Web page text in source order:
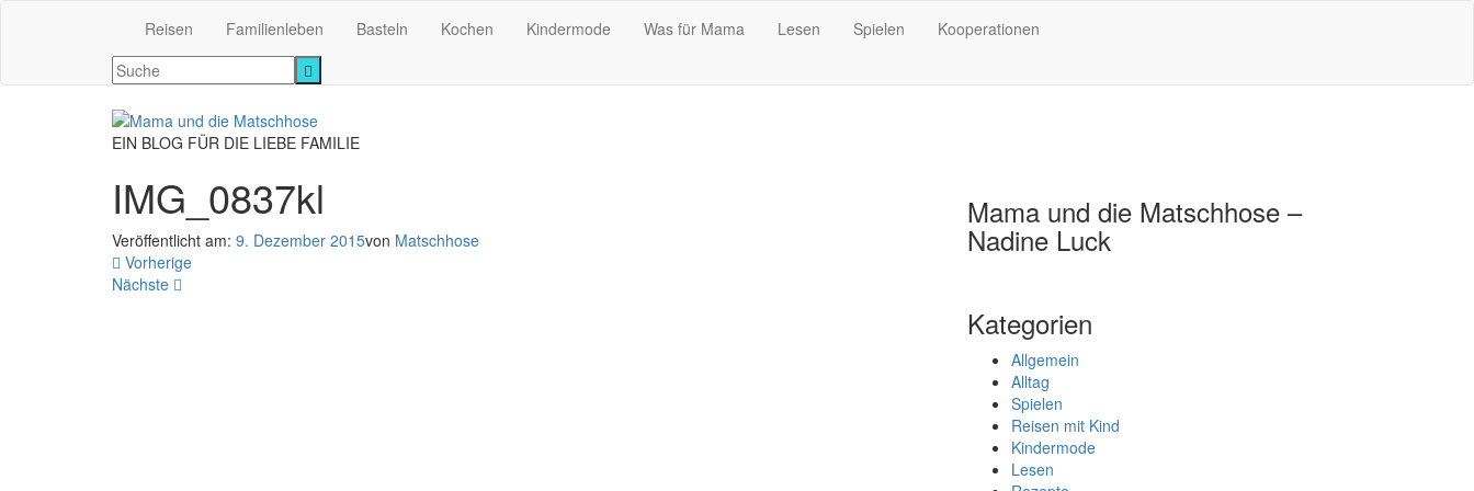
Reisen Familienleben Basteln Kochen Kindermode Was für Mama Lesen Spielen Kooperationen
EIN BLOG FÜR DIE LIEBE FAMILIE
IMG_0837kl
Veröffentlicht am: 9. Dezember 2015von Matschhose
Vorherige
Nächste
Mama und die Matschhose –
Nadine Luck
Kategorien
Allgemein
Alltag
Spielen
Reisen mit Kind
Kindermode
Lesen